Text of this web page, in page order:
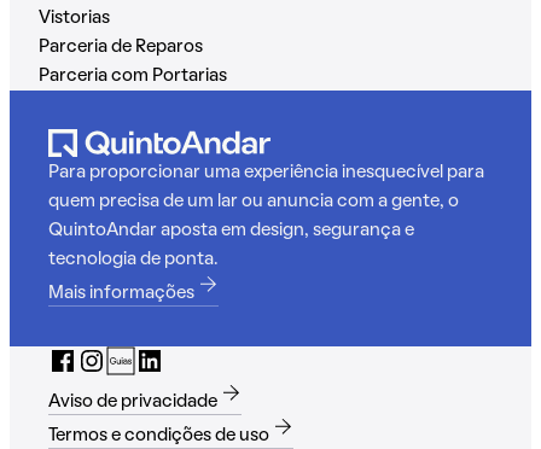
Vistorias
Parceria de Reparos
Parceria com Portarias
Para proporcionar uma experiência inesquecível para
quem precisa de um lar ou anuncia com a gente, o
QuintoAndar aposta em design, segurança e
tecnologia de ponta.
Mais informações
Aviso de privacidade
Termos e condições de uso